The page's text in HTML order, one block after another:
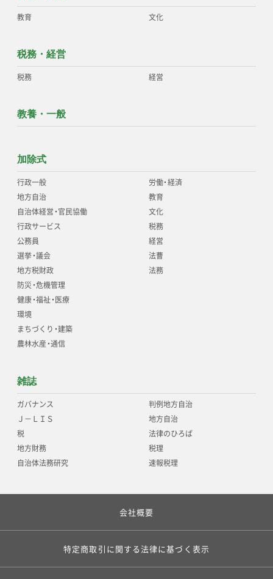
教育 文化
税務・経営
税務 経営
教養・一般
加除式
行政一般
地方自治
自治体経営・官民協働
行政サービス
公務員
選挙・議会
地方税財政
防災・危機管理
健康・福祉・医療
環境
まちづくり・建築
農林水産・通信
労働・経済
教育
文化
税務
経営
法曹
法務
雑誌
ガバナンス
Ｊ－ＬＩＳ
税
地方財務
自治体法務研究
判例地方自治
地方自治
法律のひろば
税理
速報税理
会社概要
特定商取引に関する法律に基づく表示